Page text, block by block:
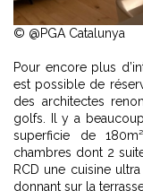
© @PGA Catalunya
Pour encore plus
est possible de
des architectes
golfs. Il y a
superficie de
chambres dont 2
RCD une cuisine
donnant sur la